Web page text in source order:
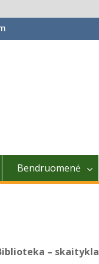
Bendruomenė
– skaitykla